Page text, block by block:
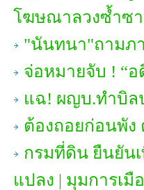
โฆษณาลวงซ้ำซ
"นันทนา"ถามภ
จ่อหมายจับ ! “
แฉ! ผญบ.ทำบิล
ต้องถอยก่อนพั
กรมที่ดิน ยืนยัน
แปลง | มุมการเมื